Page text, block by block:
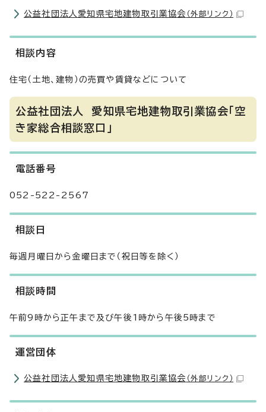
公益社団法人愛知県宅地建物取引業協会 （外部リンク）
相談内容
住宅（土地、建物）の売買や賃貸などについて
公益社団法人 愛知県宅地建物取引業協会「空
き家総合相談窓口」
電話番号
052-522-2567
相談日
毎週月曜日から金曜日まで（祝日等を除く）
相談時間
午前9時から正午まで及び午後1時から午後5時まで
運営団体
公益社団法人愛知県宅地建物取引業協会 （外部リンク）